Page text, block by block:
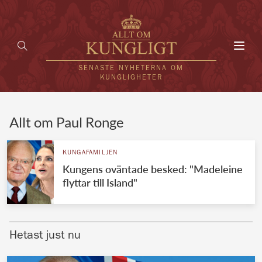
SENASTE NYHETERNA OM
KUNGLIGHETER
UTLÄNDSKT
VÄRLDENS KUNGAHUS
Brittiska kungahuset
Allt om Paul Ronge
KUNGAFAMILJEN
Kungens oväntade besked: "Madeleine
flyttar till Island"
Hetast just nu